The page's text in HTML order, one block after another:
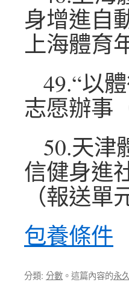
身增進自
上海體育
49.“以
志愿辦事
50.天
信健身進
（報送
包養條件
分類: 分數 。這篇內容的永